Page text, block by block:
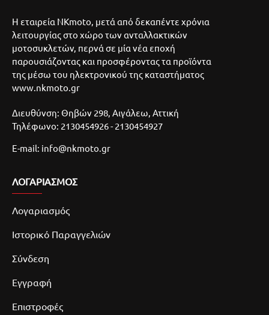
Η εταιρεία NKmoto, μετά από δεκαπέντε χρόνια
λειτουργίας στο χώρο των ανταλλακτικών
μοτοσυκλετών, περνά σε μία νέα εποχή
παρουσιάζοντας και προσφέροντας τα προϊόντα
της μέσω του ηλεκτρονικού της καταστήματος
www.nkmoto.gr
Διευθύνση: Θηβών 298, Αιγάλεω, Αττική
Τηλέφωνο: 2130454926 - 2130454927
E-mail: info@nkmoto.gr
ΛΟΓΑΡΙΑΣΜΌΣ
Λογαριασμός
Ιστορικό Παραγγελιών
Σύνδεση
Εγγραφή
Επιστροφές